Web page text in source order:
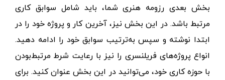
بخش بعدی رزومه هنری شما، باید شامل سوابق کاری
مرتبط باشد. در این بخش نیز، آخرین کار و پروژه خود را در
ابتدا نوشته و سپس به‌ترتیب سوابق خود را ادامه دهید.
انواع پروژه‌های فریلنسری را نیز با رعایت شرط مرتبط‌بودن
با حوزه کاری خود، می‌توانید در این بخش عنوان کنید. برای